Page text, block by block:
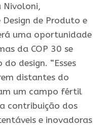
Nivoloni,
de Produto e
uma oportunidade
da COP 30 se
design. “Esses
distantes do
um campo fértil
contribuição dos
e inovadoras